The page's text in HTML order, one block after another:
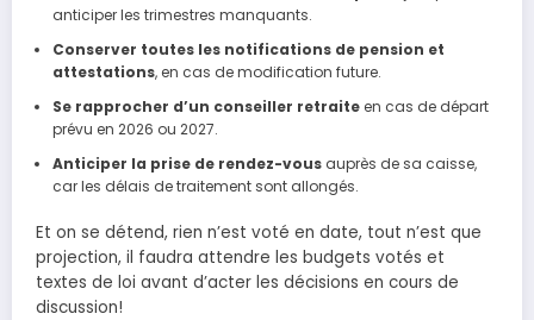
anticiper les trimestres manquants.
Conserver toutes les notifications de pension et
attestations, en cas de modification future.
Se rapprocher d’un conseiller retraiteen cas de départ
prévu en 2026 ou 2027.
Anticiper la prise de rendez-vousauprès de sa caisse,
car les délais de traitement sont allongés.
Et on se détend, rien n’est voté en date, tout n’est que
projection, il faudra attendre les budgets votés et
textes de loi avant d’acter les décisions en cours de
discussion!